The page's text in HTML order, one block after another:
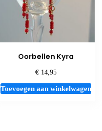
Oorbellen Kyra
€14,95
Toevoegen aan winkelwagen